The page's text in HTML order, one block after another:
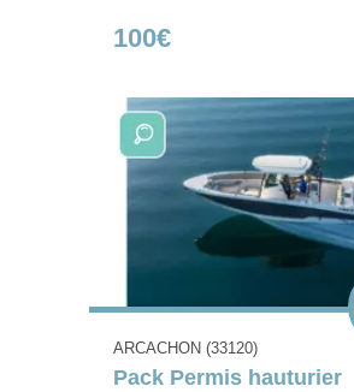
100€
ARCACHON (33120)
Pack Permis hauturier